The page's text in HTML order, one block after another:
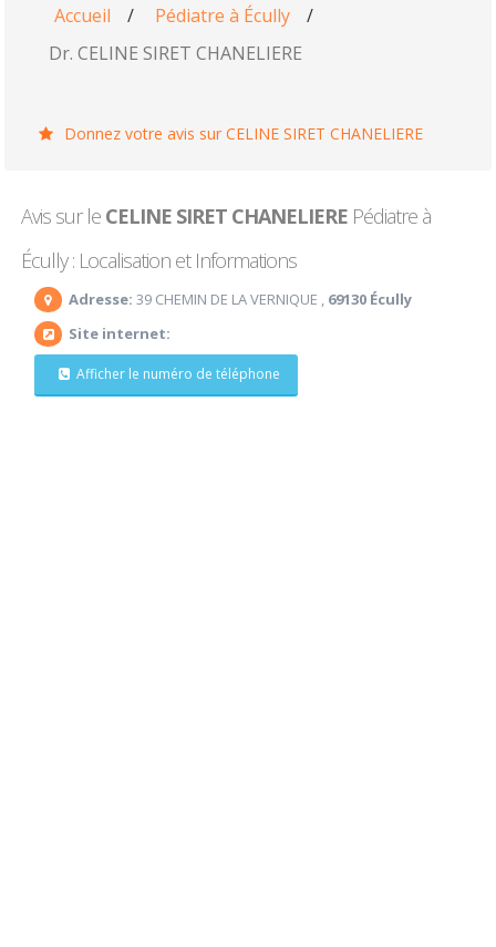
Accueil / Pédiatre à Écully
/
Dr. CELINE SIRET CHANELIERE
Donnez votre avis sur CELINE SIRET CHANELIERE
Avis sur le CELINE SIRET CHANELIERE Pédiatre à
Écully : Localisation et Informations
Adresse: 39 CHEMIN DE LA VERNIQUE , 69130 Écully
Site internet:
Afficher le numéro de téléphone